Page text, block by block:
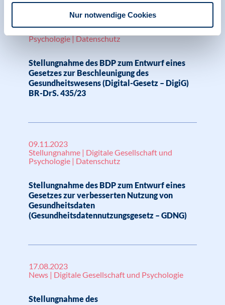
Nur notwendige Cookies
Stellungnahme | Digitale Gesellschaft und
Psychologie | Datenschutz
Stellungnahme des BDP zum Entwurf eines
Gesetzes zur Beschleunigung des
Gesundheitswesens (Digital-Gesetz – DigiG)
BR-DrS. 435/23
09.11.2023
Stellungnahme | Digitale Gesellschaft und
Psychologie | Datenschutz
Stellungnahme des BDP zum Entwurf eines
Gesetzes zur verbesserten Nutzung von
Gesundheitsdaten
(Gesundheitsdatennutzungsgesetz – GDNG)
17.08.2023
News | Digitale Gesellschaft und Psychologie
Stellungnahme des